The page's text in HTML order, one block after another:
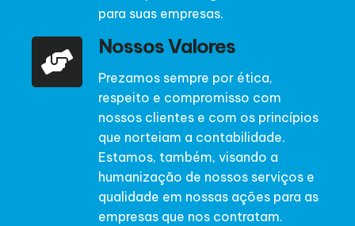
para suas empresas.
Nossos Valores
Prezamos sempre por ética,
respeito e compromisso com
nossos clientes e com os princípios
que norteiam a contabilidade.
Estamos, também, visando a
humanização de nossos serviços e
qualidade em nossas ações para as
empresas que nos contratam.